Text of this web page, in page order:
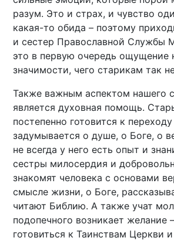
разум. Это и страх, и чувство
какая-то обида – поэтому
и сестер Православной Службы
это в первую очередь ощущение
значимости, чего старикам так
Также важным аспектом нашего
является духовная помощь.
постепенно готовится к
задумывается о душе, о Боге, о
не всегда у него есть опыт и
сестры милосердия и
знакомят человека с основами
смысле жизни, о Боге,
читают Библию. А также учат
подопечного возникает желание
готовиться к Таинствам Церкви